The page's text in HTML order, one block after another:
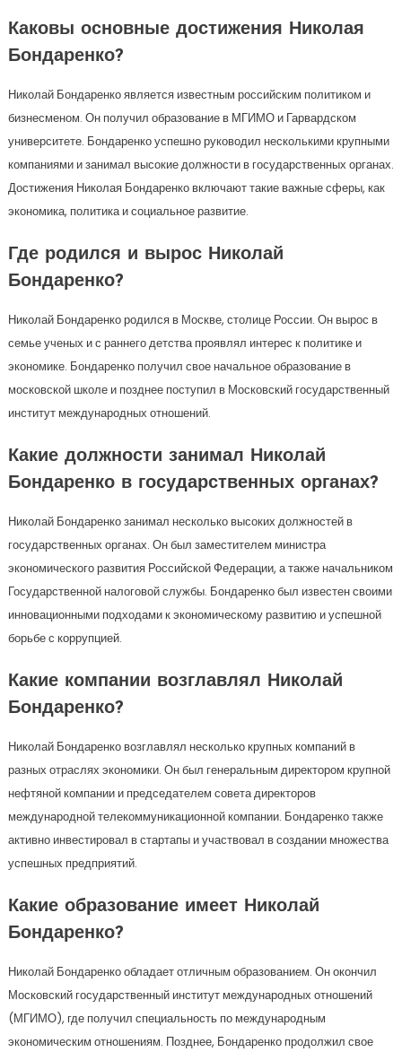
Каковы основные достижения Николая
Бондаренко?
Николай Бондаренко является известным российским политиком и
бизнесменом. Он получил образование в МГИМО и Гарвардском
университете. Бондаренко успешно руководил несколькими крупными
компаниями и занимал высокие должности в государственных органах.
Достижения Николая Бондаренко включают такие важные сферы, как
экономика, политика и социальное развитие.
Где родился и вырос Николай
Бондаренко?
Николай Бондаренко родился в Москве, столице России. Он вырос в
семье ученых и с раннего детства проявлял интерес к политике и
экономике. Бондаренко получил свое начальное образование в
московской школе и позднее поступил в Московский государственный
институт международных отношений.
Какие должности занимал Николай
Бондаренко в государственных органах?
Николай Бондаренко занимал несколько высоких должностей в
государственных органах. Он был заместителем министра
экономического развития Российской Федерации, а также начальником
Государственной налоговой службы. Бондаренко был известен своими
инновационными подходами к экономическому развитию и успешной
борьбе с коррупцией.
Какие компании возглавлял Николай
Бондаренко?
Николай Бондаренко возглавлял несколько крупных компаний в
разных отраслях экономики. Он был генеральным директором крупной
нефтяной компании и председателем совета директоров
международной телекоммуникационной компании. Бондаренко также
активно инвестировал в стартапы и участвовал в создании множества
успешных предприятий.
Какие образование имеет Николай
Бондаренко?
Николай Бондаренко обладает отличным образованием. Он окончил
Московский государственный институт международных отношений
(МГИМО), где получил специальность по международным
экономическим отношениям. Позднее, Бондаренко продолжил свое